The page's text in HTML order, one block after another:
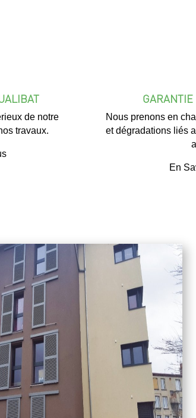
de notre
travaux.
Nous prenons en
et dégradations liés
En